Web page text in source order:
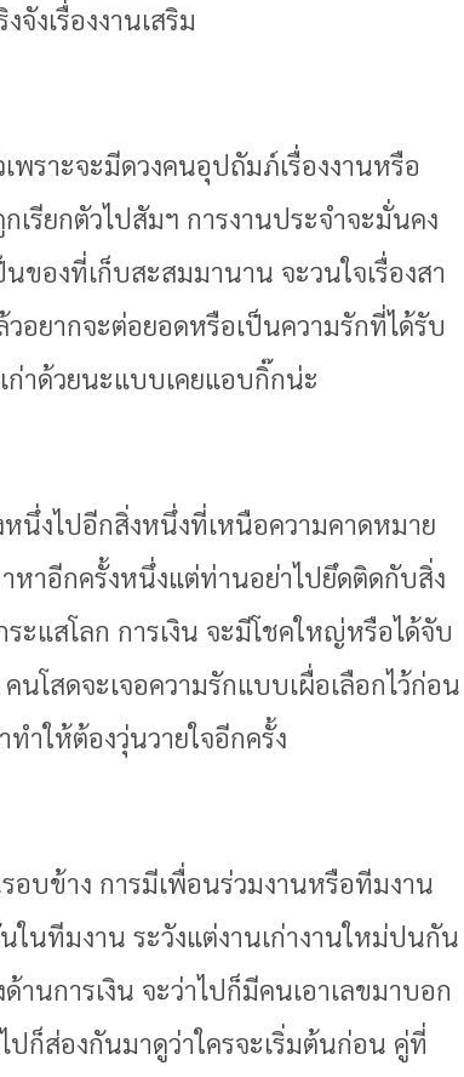
งเรื่องงานเสริม
ราะจะมีดวงคนอุปถัมภ์เรื่องงานหรือ
รียกตัวไปสัมฯ การงานประจำจะมั่นคง
ของที่เก็บสะสมมานาน จะวนใจเรื่องสา
อยากจะต่อยอดหรือเป็นความรักที่ได้รับ
ก่าด้วยนะแบบเคยแอบกิ๊กน่ะ
งไปอีกสิ่งหนึ่งที่เหนือความคาดหมาย
หาอีกครั้งหนึ่งแต่ท่านอย่าไปยึดติดกับสิ่ง
ะแสโลก การเงิน จะมีโชคใหญ่หรือได้จับ
นโสดจะเจอความรักแบบเผื่อเลือกไว้ก่อน
ำให้ต้องวุ่นวายใจอีกครั้ง
อบข้าง การมีเพื่อนร่วมงานหรือทีมงาน
นทีมงาน ระวังแต่งานเก่างานใหม่ปนกัน
านการเงิน จะว่าไปก็มีคนเอาเลขมาบอก
ก็ส่องกันมาดูว่าใครจะเริ่มต้นก่อน คู่ที่